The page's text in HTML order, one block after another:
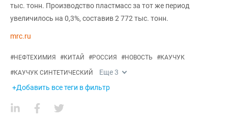
тыс. тонн. Производство пластмасс за тот же период
увеличилось на 0,3%, составив 2 772 тыс. тонн.
mrc.ru
#НЕФТЕХИМИЯ #КИТАЙ #РОССИЯ #НОВОСТЬ #КАУЧУК
#КАУЧУК СИНТЕТИЧЕСКИЙ Еще3
+Добавить все теги в фильтр